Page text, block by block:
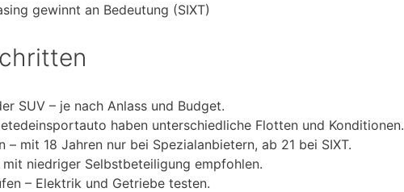
gewinnt an Bedeutung (SIXT)
SUV – je nach Anlass und Budget.
haben unterschiedliche Flotten und Konditionen.
mit 18 Jahren nur bei Spezialanbietern, ab 21 bei SIXT.
niedriger Selbstbeteiligung empfohlen.
– Elektrik und Getriebe testen.